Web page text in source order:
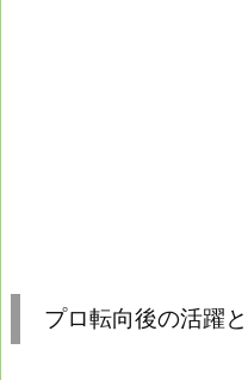
プロ転向後の活躍